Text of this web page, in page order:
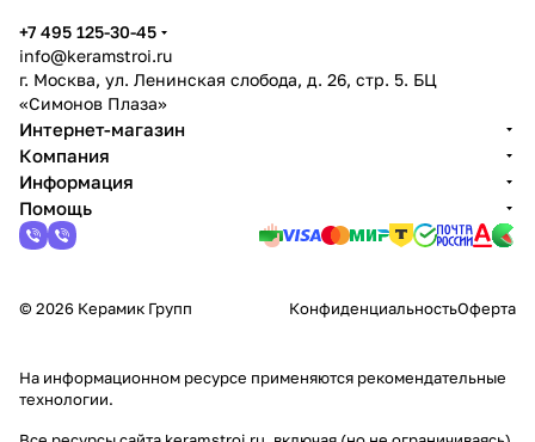
+7 495 125-30-45
info@keramstroi.ru
г. Москва, ул. Ленинская слобода, д. 26, стр. 5. БЦ
«Симонов Плаза»
Интернет-магазин
Компания
Информация
Помощь
© 2026 Керамик Групп КонфиденциальностьОферта
На информационном ресурсе применяются рекомендательные
технологии.